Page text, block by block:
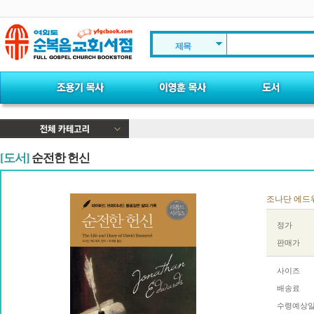
제목
[도서] 순전한 헌신
조나단 에드
정가
판매가
사이즈
배송료
수령예상